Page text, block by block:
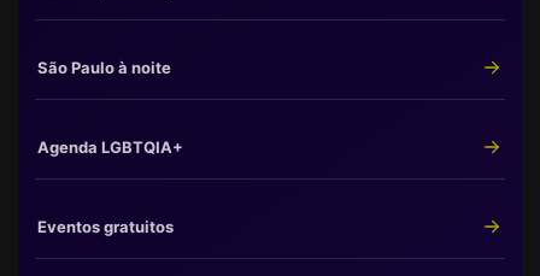
São Paulo à noite
Agenda LGBTQIA+
Eventos gratuitos